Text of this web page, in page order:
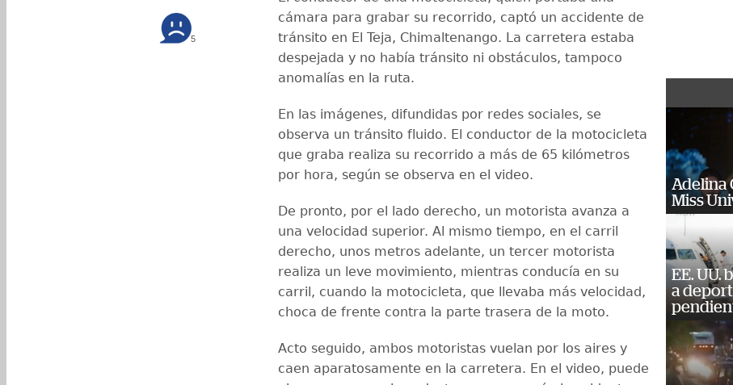
5
cámara para grabar su recorrido, captó un accidente de
tránsito en El Teja, Chimaltenango. La carretera estaba
despejada y no había tránsito ni obstáculos, tampoco
anomalías en la ruta.
En las imágenes, difundidas por redes sociales, se
observa un tránsito fluido. El conductor de la motocicleta
que graba realiza su recorrido a más de 65 kilómetros
por hora, según se observa en el video.
De pronto, por el lado derecho, un motorista avanza a
una velocidad superior. Al mismo tiempo, en el carril
derecho, unos metros adelante, un tercer motorista
realiza un leve movimiento, mientras conducía en su
carril, cuando la motocicleta, que llevaba más velocidad,
choca de frente contra la parte trasera de la moto.
Acto seguido, ambos motoristas vuelan por los aires y
caen aparatosamente en la carretera. En el video, puede
Adelina
Miss
EE. UU.
a